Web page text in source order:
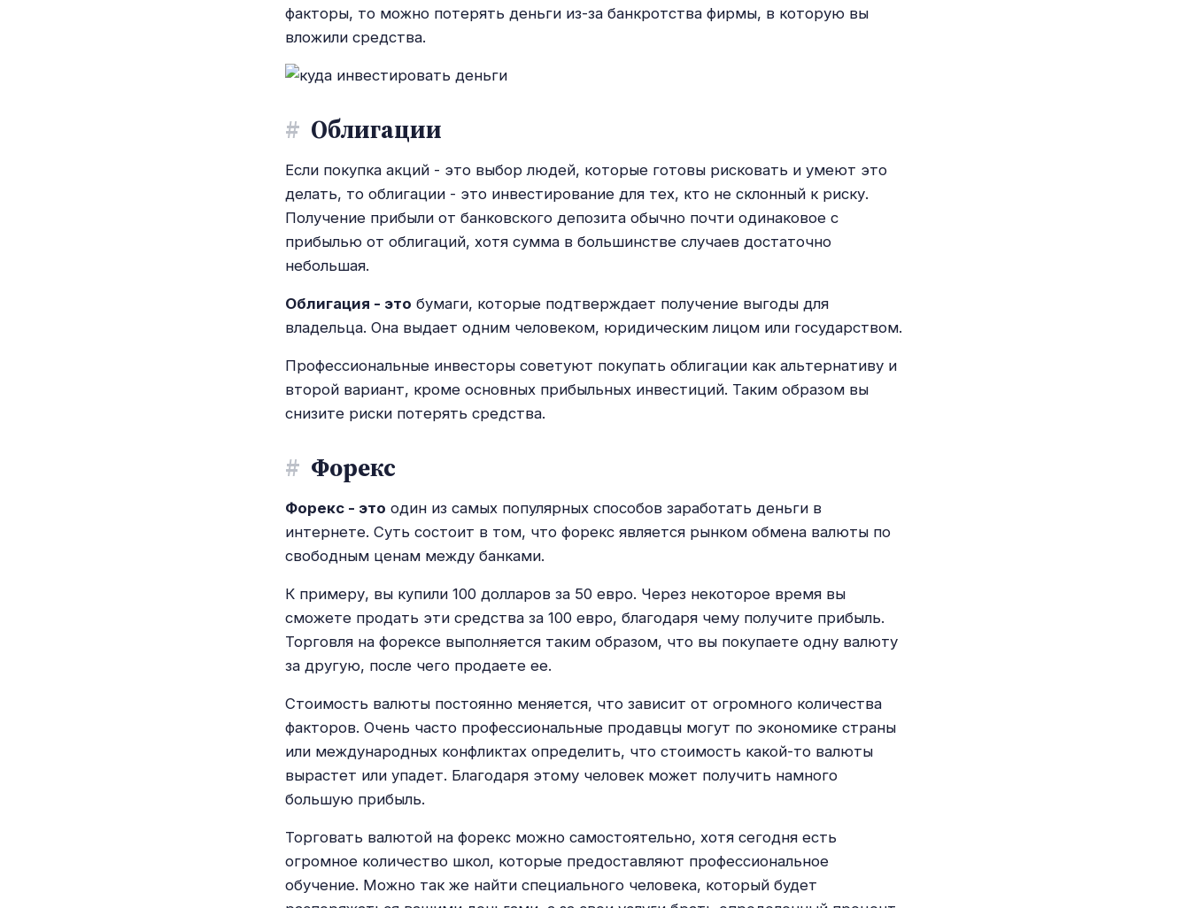
факторы, то можно потерять деньги из-за банкротства фирмы, в которую вы
вложили средства.
# Облигации
Если покупка акций - это выбор людей, которые готовы рисковать и умеют это
делать, то облигации - это инвестирование для тех, кто не склонный к риску.
Получение прибыли от банковского депозита обычно почти одинаковое с
прибылью от облигаций, хотя сумма в большинстве случаев достаточно
небольшая.
Облигация - это бумаги, которые подтверждает получение выгоды для
владельца. Она выдает одним человеком, юридическим лицом или государством.
Профессиональные инвесторы советуют покупать облигации как альтернативу и
второй вариант, кроме основных прибыльных инвестиций. Таким образом вы
снизите риски потерять средства.
# Форекс
Форекс - это один из самых популярных способов заработать деньги в
интернете. Суть состоит в том, что форекс является рынком обмена валюты по
свободным ценам между банками.
К примеру, вы купили 100 долларов за 50 евро. Через некоторое время вы
сможете продать эти средства за 100 евро, благодаря чему получите прибыль.
Торговля на форексе выполняется таким образом, что вы покупаете одну валюту
за другую, после чего продаете ее.
Стоимость валюты постоянно меняется, что зависит от огромного количества
факторов. Очень часто профессиональные продавцы могут по экономике страны
или международных конфликтах определить, что стоимость какой-то валюты
вырастет или упадет. Благодаря этому человек может получить намного
большую прибыль.
Торговать валютой на форекс можно самостоятельно, хотя сегодня есть
огромное количество школ, которые предоставляют профессиональное
обучение. Можно так же найти специального человека, который будет